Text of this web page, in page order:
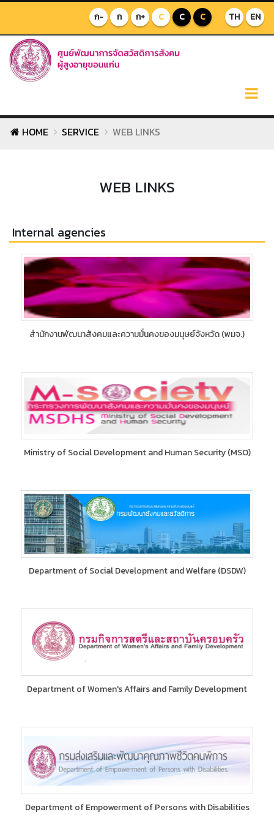
TH EN
ก- ก ก+ C C C
HOME SERVICE WEB LINKS
WEB LINKS
Internal agencies
สำนักงานพัฒนาสังคมและความมั่นคงของมนุษย์จังหวัด (พมจ.)
Ministry of Social Development and Human Security (MSO)
Department of Social Development and Welfare (DSDW)
Department of Women's Affairs and Family Development
Department of Empowerment of Persons with Disabilities